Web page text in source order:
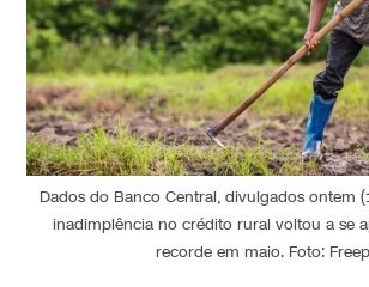
Dados do Banco Central, divulgados ontem
inadimplência no crédito rural voltou a se
recorde em maio. Foto: